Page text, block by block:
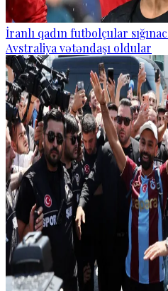
İranlı qadın futbolçular
Avstraliya vətəndaşı oldular